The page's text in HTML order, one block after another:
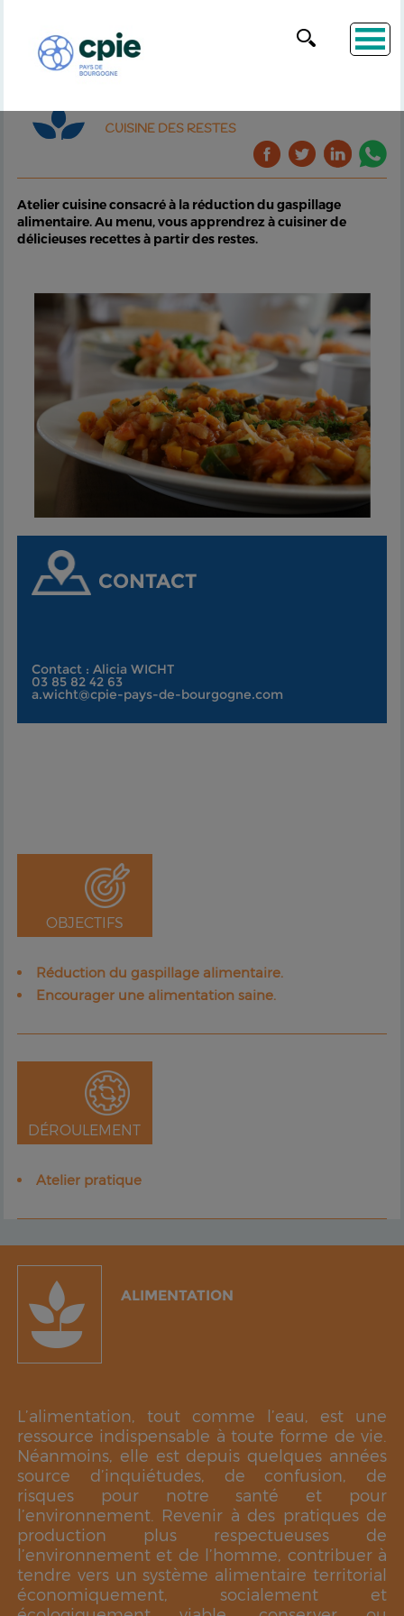
CUISINE DES RESTES
Atelier cuisine consacré à la réduction du gaspillage
alimentaire. Au menu, vous apprendrez à cuisiner de
délicieuses recettes à partir des restes.
CONTACT
Contact : Alicia WICHT
03 85 82 42 63
a.wicht@cpie-pays-de-bourgogne.com
OBJECTIFS
Réduction du gaspillage alimentaire.
Encourager une alimentation saine.
DÉROULEMENT
Atelier pratique
ALIMENTATION
L’alimentation, tout comme l’eau, est une
ressource indispensable à toute forme de vie.
Néanmoins, elle est depuis quelques années
source d’inquiétudes, de confusion, de
risques pour notre santé et pour
l’environnement. Revenir à des pratiques de
production plus respectueuses de
l’environnement et de l’homme, contribuer à
tendre vers un système alimentaire territorial
économiquement, socialement et